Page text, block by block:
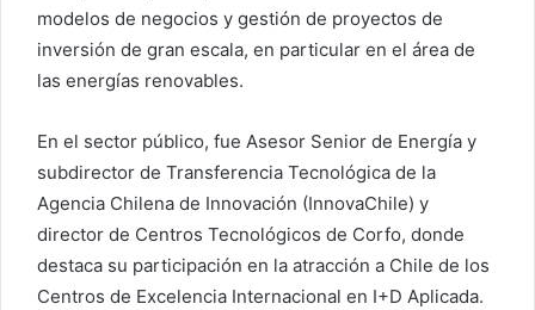
modelos de negocios y gestión de proyectos de
inversión de gran escala, en particular en el área de
las energías renovables.
En el sector público, fue Asesor Senior de Energía y
subdirector de Transferencia Tecnológica de la
Agencia Chilena de Innovación (InnovaChile) y
director de Centros Tecnológicos de Corfo, donde
destaca su participación en la atracción a Chile de los
Centros de Excelencia Internacional en I+D Aplicada.